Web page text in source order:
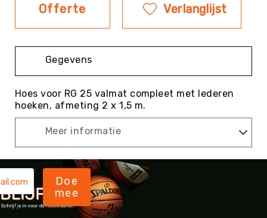
Floorball
Frisbee
Handbal
Hockey
&
Softbal
Jeu
de
Boules
KanJam
Offerte Verlanglijst
Gegevens
Hoes voor RG 25 valmat compleet met lederen
hoeken, afmeting 2 x 1,5 m.
Meer informatie
Doe
mee